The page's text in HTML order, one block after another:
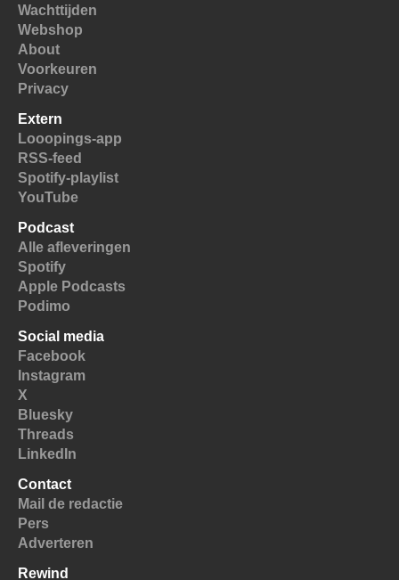
Wachttijden
Webshop
About
Voorkeuren
Privacy
Extern
Looopings-app
RSS-feed
Spotify-playlist
YouTube
Podcast
Alle afleveringen
Spotify
Apple Podcasts
Podimo
Social media
Facebook
Instagram
X
Bluesky
Threads
LinkedIn
Contact
Mail de redactie
Pers
Adverteren
Rewind